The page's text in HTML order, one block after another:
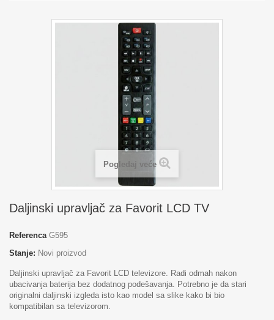
Pogledaj veće
Daljinski upravljač za Favorit LCD TV
Referenca G595
Stanje: Novi proizvod
Daljinski upravljač za Favorit LCD televizore. Radi odmah nakon
ubacivanja baterija bez dodatnog podešavanja. Potrebno je da stari
originalni daljinski izgleda isto kao model sa slike kako bi bio
kompatibilan sa televizorom.